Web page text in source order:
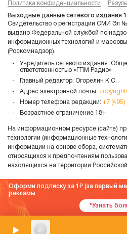
Политика конфиденциальности
Выходные данные сетевого издания
Свидетельство о регистрации СМИ Эл
выдано Федеральной службой по
информационных технологий и
(Роскомнадзор).
Учредитель сетевого издания:
ответственностью «ГПМ Радио»
Главный редактор: Огорелин К.С.
Адрес электронной почты:
Номер телефона редакции: +7
Возрастное ограничение 18+
На информационном ресурсе (сайте)
технологии (информационные
информации на основе сбора,
относящихся к предпочтениям
находящихся на территории
Оформи подписку за 1
(за первый
рекламы
*Узнать